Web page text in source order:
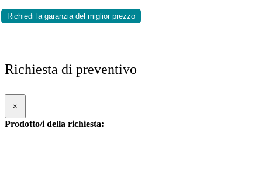
Richiedi la garanzia del miglior prezzo
Richiesta di preventivo
×
Prodotto/i della richiesta: